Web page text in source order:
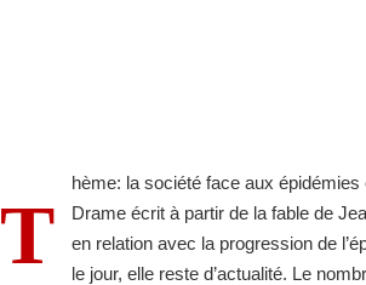
T
hème: la société face aux
Drame écrit à partir de la fable de
en relation avec la progression de
le jour, elle reste d’actualité. Le